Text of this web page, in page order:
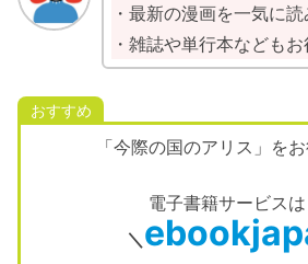
・最新の漫画を一気に読
・雑誌や単行本なども
おすすめ
「今際の国のアリス」を
電子書籍サービスは
＼